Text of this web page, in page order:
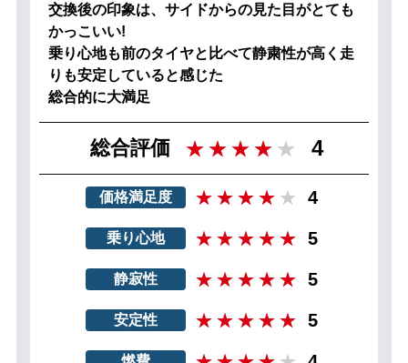
交換後の印象は、サイドからの見た目がとても
かっこいい!
乗り心地も前のタイヤと比べて静粛性が高く走
りも安定していると感じた
総合的に大満足
総合評価 4
価格満足度 4
乗り心地 5
静寂性 5
安定性 5